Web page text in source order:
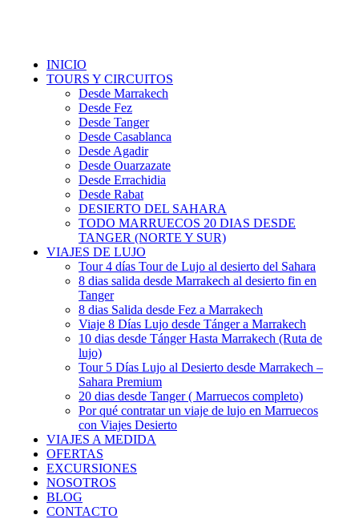
INICIO
TOURS Y CIRCUITOS
Desde Marrakech
Desde Fez
Desde Tanger
Desde Casablanca
Desde Agadir
Desde Ouarzazate
Desde Errachidia
Desde Rabat
DESIERTO DEL SAHARA
TODO MARRUECOS 20 DIAS DESDE
TANGER (NORTE Y SUR)
VIAJES DE LUJO
Tour 4 días Tour de Lujo al desierto del Sahara
8 dias salida desde Marrakech al desierto fin en
Tanger
8 dias Salida desde Fez a Marrakech
Viaje 8 Días Lujo desde Tánger a Marrakech
10 dias desde Tánger Hasta Marrakech (Ruta de
lujo)
Tour 5 Días Lujo al Desierto desde Marrakech –
Sahara Premium
20 dias desde Tanger ( Marruecos completo)
Por qué contratar un viaje de lujo en Marruecos
con Viajes Desierto
VIAJES A MEDIDA
OFERTAS
EXCURSIONES
NOSOTROS
BLOG
CONTACTO